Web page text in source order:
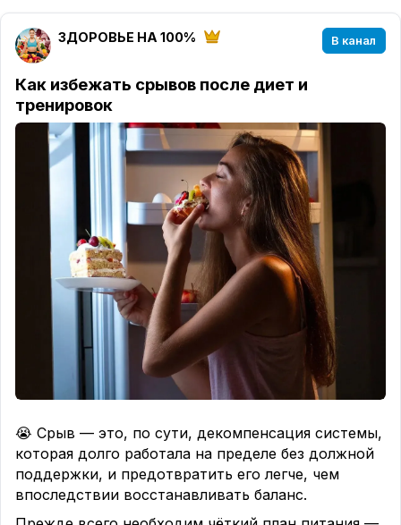
ЗДОРОВЬЕ НА 100% В канал
Как избежать срывов после диет и
тренировок
😭 Срыв — это, по сути, декомпенсация системы,
которая долго работала на пределе без должной
поддержки, и предотвратить его легче, чем
впоследствии восстанавливать баланс.